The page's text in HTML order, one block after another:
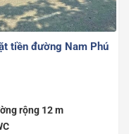
tiền đường Nam Phú
rộng 12 m